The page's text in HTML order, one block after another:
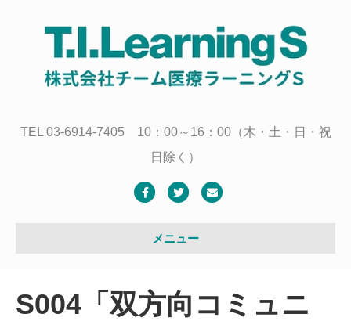
TEL 03-6914-7405 10：00～16：00（木・土・日・祝
日除く）
F
o
T
i
e
E
メニュー
S004「双方向コミュニ